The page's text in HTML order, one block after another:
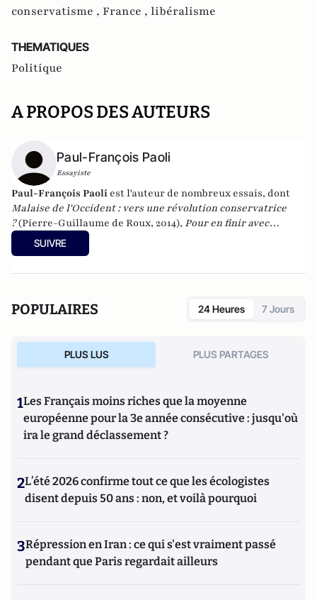
conservatisme , France , libéralisme
THEMATIQUES
Politique
A PROPOS DES AUTEURS
Paul-François Paoli
Essayiste
Paul-François Paoli est l'auteur de nombreux essais, dont
Malaise de l'Occident : vers une révolution conservatrice
?(Pierre-Guillaume de Roux, 2014), Pour en finir avec
l'idéologie antiraciste
(2016). En 2023, il a publié
SUIVRE
POPULAIRES 24 Heures 7 Jours
PLUS LUS PLUS PARTAGES
1Les Français moins riches que la moyenne
européenne pour la 3e année consécutive : jusqu'où
ira le grand déclassement ?
2L’été 2026 confirme tout ce que les écologistes
disent depuis 50 ans : non, et voilà pourquoi
3Répression en Iran : ce qui s'est vraiment passé
pendant que Paris regardait ailleurs